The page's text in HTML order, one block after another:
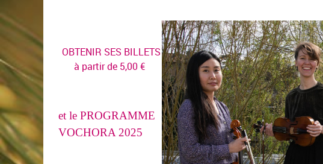
OBTENIR SES BILLETS
à partir de 5,00 €
et le PROGRAMME
VOCHORA 2025